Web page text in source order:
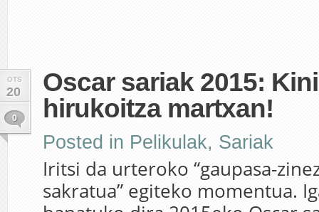
OTS
20
0
Oscar sariak 2015:
hirukoitza martxan!
Posted in Pelikulak, Sariak
Iritsi da urteroko “gaupasa-
sakratua” egiteko momentua.